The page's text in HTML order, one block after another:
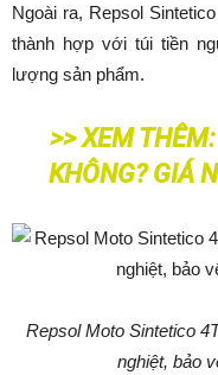
Ngoài ra, Repsol
thành hợp với túi tiền
lượng sản phẩm.
>> XEM THÊM:
KHÔNG? GIÁ
Repsol Moto Sintetico
nghiệt, bảo